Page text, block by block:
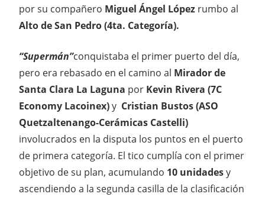
por su compañero Miguel Ángel López rumbo al
Alto de San Pedro (4ta. Categoría).
“Supermán”conquistaba el primer puerto del día,
pero era rebasado en el camino al Mirador de
Santa Clara La Laguna por Kevin Rivera (7C
Economy Lacoinex)y Cristian Bustos (ASO
Quetzaltenango-Cerámicas Castelli)
involucrados en la disputa los puntos en el puerto
de primera categoría. El tico cumplía con el primer
objetivo de su plan, acumulando 10 unidadesy
ascendiendo a la segunda casilla de la clasificación